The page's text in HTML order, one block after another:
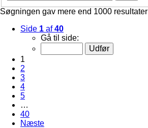
Søgningen gav mere end 1000 resultater
Side 1 af40
Gå til side:
1
2
3
4
5
…
40
Næste